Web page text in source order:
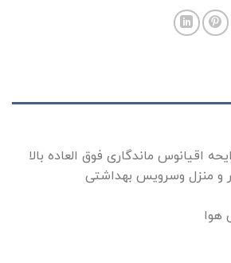
اقیانوس ماندگاری فوق العاده بالا
و منزل وسرویس بهداشتی
هوا